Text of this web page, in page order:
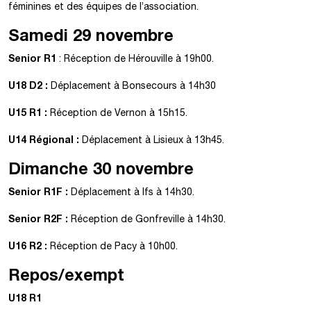
féminines et des équipes de l’association.
Samedi 29 novembre
Senior R1 : Réception de Hérouville à 19h00.
U18 D2 : Déplacement à Bonsecours à 14h30
U15 R1 : Réception de Vernon à 15h15.
U14 Régional : Déplacement à Lisieux à 13h45.
Dimanche 30 novembre
Senior R1F : Déplacement à Ifs à 14h30.
Senior R2F : Réception de Gonfreville à 14h30.
U16 R2 : Réception de Pacy à 10h00.
Repos/exempt
U18 R1